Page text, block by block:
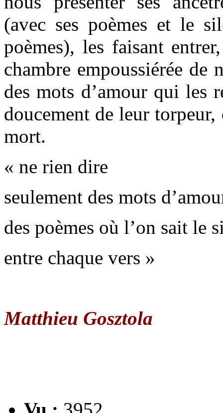
(avec ses poèmes et le
poèmes), les faisant
chambre empoussiérée de
des mots d’amour qui les
doucement de leur
mort.
« ne rien dire
seulement des mots
des poèmes où l’on sait le
entre chaque vers »
Matthieu Gosztola